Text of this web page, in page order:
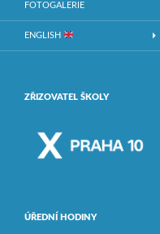
FOTOGALERIE
ENGLISH
ZŘIZOVATEL ŠKOLY
ÚŘEDNÍ HODINY